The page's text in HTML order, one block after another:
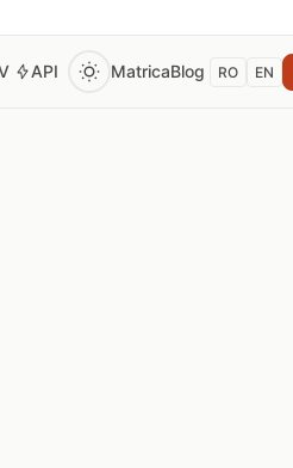
API MatricaBlog RO EN